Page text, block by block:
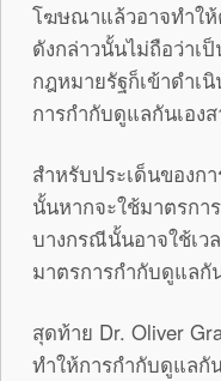
โฆษณาแล้วอาจทำให้
ดังกล่าวนั้นไม่ถือว่าเ
กฎหมายรัฐก็เข้าดำเ
การกำกับดูแลกันเอง
สำหรับประเด็นของก
นั้นหากจะใช้มาตรกา
บางกรณีนั้นอาจใช้เว
มาตรการกำกับดูแลกั
สุดท้าย Dr. Oliver
ทำให้การกำกับดูแลกั